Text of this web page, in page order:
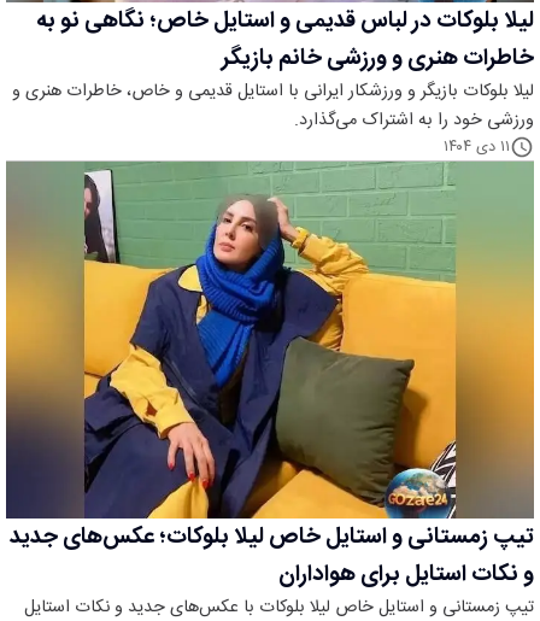
لیلا بلوکات در لباس قدیمی و استایل خاص؛ نگاهی نو به
خاطرات هنری و ورزشی خانم بازیگر
لیلا بلوکات بازیگر و ورزشکار ایرانی با استایل قدیمی و خاص، خاطرات هنری و
ورزشی خود را به اشتراک می‌گذارد.
۱۱ دی ۱۴۰۴
تیپ زمستانی و استایل خاص لیلا بلوکات؛ عکس‌های جدید
و نکات استایل برای هواداران
تیپ زمستانی و استایل خاص لیلا بلوکات با عکس‌های جدید و نکات استایل